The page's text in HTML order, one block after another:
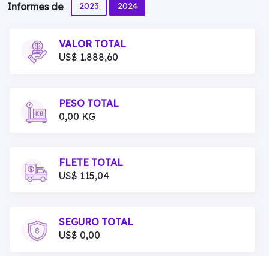
Informes de 2023 2024
VALOR TOTAL
US$ 1.888,60
PESO TOTAL
0,00 KG
FLETE TOTAL
US$ 115,04
SEGURO TOTAL
US$ 0,00